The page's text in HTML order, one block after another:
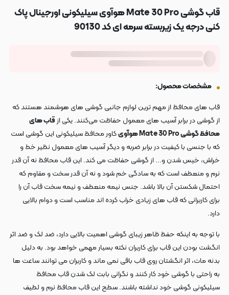
قاب گوشی Mate 30 Pro هوآوی سیلیکونی اورجینال پاک
کنی درجه یک زیربسته سرمه ای کد 90130
مشخصات محصول:
قاب های محافظ از مهم ترین لوازم جانبی گوشی های هوشمند هستند که
از گوشی در برابر آسیب های معمول حفاظت می‌کنند. یکی از قاب های
محافظ گوشیMate 30 Proهوآویکاور محافظ سیلیکونی این گوشی است
که با جنسی با کیفیت در برابر ضربه و دیگر آسیب های معمول نظیر خط و
خراش، خیس شدن و... از گوشی حفاظت می کند. این قاب محافظ نه آن قدر
نرم و منعطف است که به سادگی خم شود و نه آن قدر سخت و مقاوم که
احتمال شکستن آن بالا باشد. جنس نیمه منعطف و نیمه سخت قاب آن را
برای کاربرانی که قاب های زیادی خراب کرده اند مناسب است و دوام بالایی
دارد.
با توجه به اینکه حفظ ظاهر زیبای گوشی اهمیت بالایی دارد، ضد لک و ضد اثر
انگشت بودن این قاب برای کاربران نکته بسیار مهمی خواهد بود. به دلیل
بدنه مات، اثر انگشتان روی قاب باقی نمی ماند و کاربران می توانند ساعت ها
به راحتی با گوشی خود کار کنند و نگرانی بابت لک شدن قاب محافظ
سیلیکونی گوشی خود نداشته باشند. سطح این قاب محافظ نرم و لطیف